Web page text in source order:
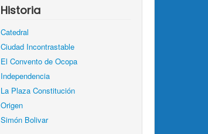
Historia
Catedral
Ciudad Incontrastable
El Convento de Ocopa
Independencia
La Plaza Constitución
Origen
Simón Bolivar